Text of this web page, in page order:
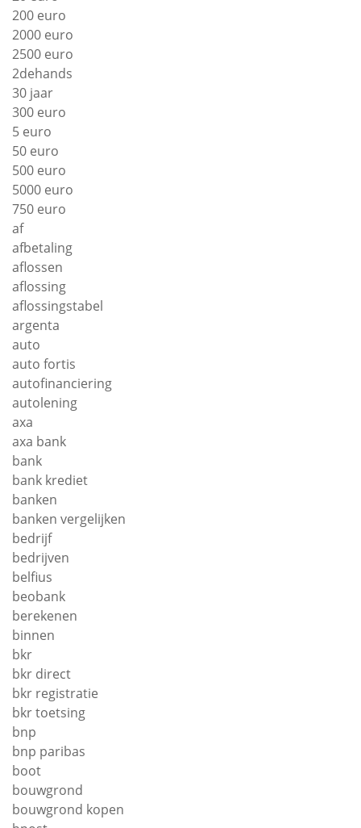
200 euro
2000 euro
2500 euro
2dehands
30 jaar
300 euro
5 euro
50 euro
500 euro
5000 euro
750 euro
af
afbetaling
aflossen
aflossing
aflossingstabel
argenta
auto
auto fortis
autofinanciering
autolening
axa
axa bank
bank
bank krediet
banken
banken vergelijken
bedrijf
bedrijven
belfius
beobank
berekenen
binnen
bkr
bkr direct
bkr registratie
bkr toetsing
bnp
bnp paribas
boot
bouwgrond
bouwgrond kopen